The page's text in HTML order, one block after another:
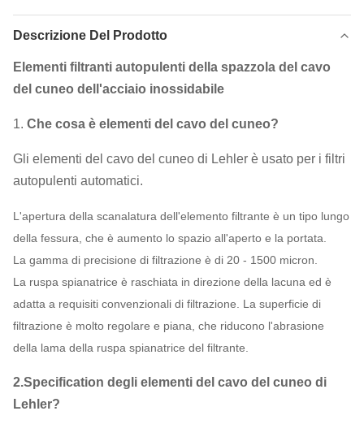
Descrizione Del Prodotto
Elementi filtranti autopulenti della spazzola del cavo
del cuneo dell'acciaio inossidabile
1. Che cosa è elementi del cavo del cuneo?
Gli elementi del cavo del cuneo di Lehler è usato per i filtri
autopulenti automatici.
L'apertura della scanalatura dell'elemento filtrante è un tipo lungo
della fessura, che è aumento lo spazio all'aperto e la portata.
La gamma di precisione di filtrazione è di 20 - 1500 micron.
La ruspa spianatrice è raschiata in direzione della lacuna ed è
adatta a requisiti convenzionali di filtrazione. La superficie di
filtrazione è molto regolare e piana, che riducono l'abrasione
della lama della ruspa spianatrice del filtrante.
2.Specification degli elementi del cavo del cuneo di
Lehler?